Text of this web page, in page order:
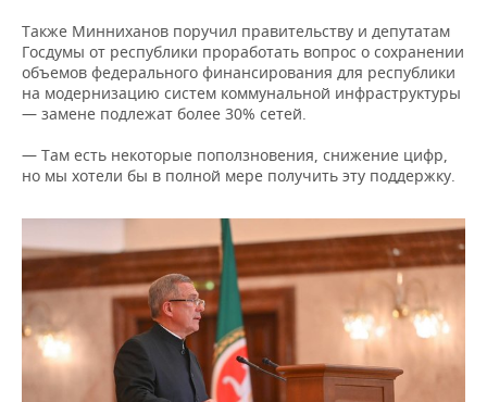
Также Минниханов поручил правительству и депутатам
Госдумы от республики проработать вопрос о сохранении
объемов федерального финансирования для республики
на модернизацию систем коммунальной инфраструктуры
— замене подлежат более 30% сетей.
— Там есть некоторые поползновения, снижение цифр,
но мы хотели бы в полной мере получить эту поддержку.